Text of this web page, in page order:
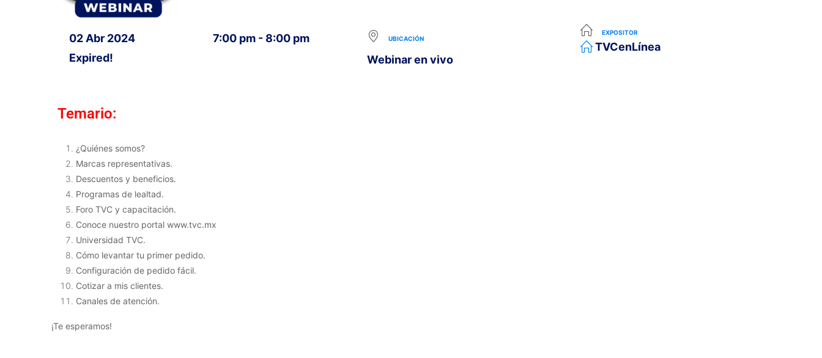
02 Abr 2024
Expired!
7:00 pm - 8:00 pm UBICACIÓN
Webinar en vivo
EXPOSITOR
TVCenLínea
Temario:
¿Quiénes somos?
Marcas representativas.
Descuentos y beneficios.
Programas de lealtad.
Foro TVC y capacitación.
Conoce nuestro portal www.tvc.mx
Universidad TVC.
Cómo levantar tu primer pedido.
Configuración de pedido fácil.
Cotizar a mis clientes.
Canales de atención.
¡Te esperamos!